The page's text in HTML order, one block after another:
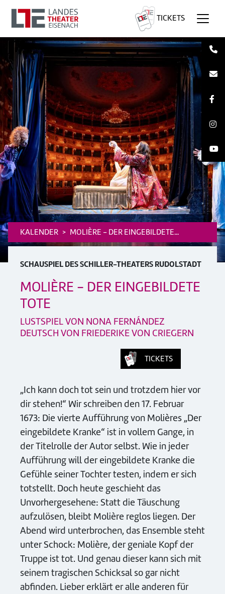
TICKETS
KALENDER MOLIÈRE - DER EINGEBILDETE...
SCHAUSPIEL DES SCHILLER-THEATERS RUDOLSTADT
MOLIÈRE - DER EINGEBILDETE
TOTE
LUSTSPIEL VON NONA FERNÁNDEZ
DEUTSCH VON FRIEDERIKE VON CRIEGERN
TICKETS
„Ich kann doch tot sein und trotzdem hier vor
dir stehen!“ Wir schreiben den 17. Februar
1673: Die vierte Aufführung von Molières „Der
eingebildete Kranke“ ist in vollem Gange, in
der Titelrolle der Autor selbst. Wie in jeder
Aufführung will der eingebildete Kranke die
Gefühle seiner Tochter testen, indem er sich
totstellt. Doch heute geschieht das
Unvorhergesehene: Statt die Täuschung
aufzulösen, bleibt Molière reglos liegen. Der
Abend wird unterbrochen, das Ensemble steht
unter Schock: Molière, der geniale Kopf der
Truppe ist tot. Und genau dieser kann sich mit
seinem tragischen Schicksal so gar nicht
abfinden. Lieber erklärt er alle anderen für